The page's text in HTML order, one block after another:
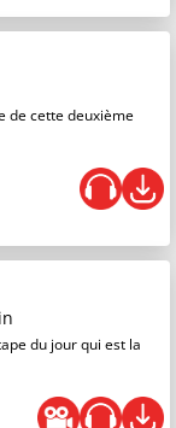
de cette deuxième
du jour qui est la